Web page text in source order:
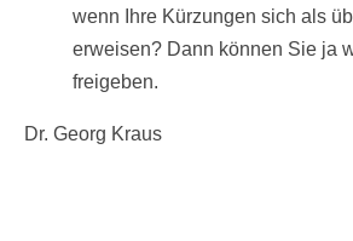
wenn Ihre Kürzungen sich als
erweisen? Dann können Sie ja
freigeben.
Dr. Georg Kraus